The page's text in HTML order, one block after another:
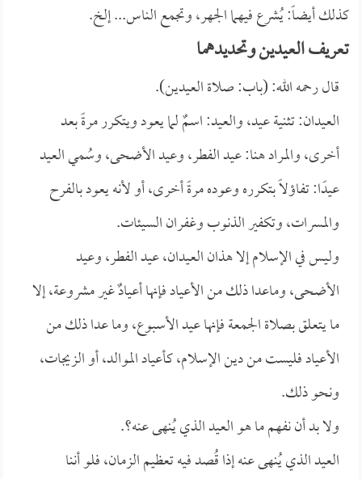
كذلك أيضاً: يُشرع فيهما الجهر، وتجمع الناس... إلخ.
تعريف العيدين وتحديدهما
قال رحمه الله: (باب: صلاة العيدين).
العيدان: تثنية عيد، والعيد: اسمٌ لما يعود ويتكرر مرةً بعد
أخرى، والمراد هنا: عيد الفطر، وعيد الأضحى، وسُمي العيد
عيدًا: تفاؤلاً بتكرره وعوده مرةً أخرى، أو لأنه يعود بالفرح
والمسرات، وتكفير الذنوب وغفران السيئات.
وليس في الإسلام إلا هذان العيدان، عيد الفطر، وعيد
الأضحى، وماعدا ذلك من الأعياد فإنها أعيادٌ غير مشروعة، إلا
ما يتعلق بصلاة الجمعة فإنها عيد الأسبوع، وما عدا ذلك من
الأعياد فليست من دين الإسلام، كأعياد الموالد، أو الزيجات،
ونحو ذلك.
ولا بد أن نفهم ما هو العيد الذي يُنهى عنه؟.
العيد الذي يُنهى عنه إذا قُصد فيه تعظيم الزمان، فلو أننا